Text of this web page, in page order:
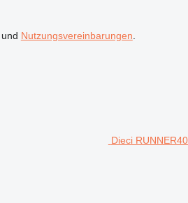
und Nutzungsvereinbarungen
Dieci